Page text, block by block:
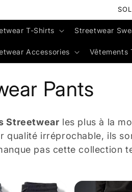
T-Shirts Streetwear
Accessories Vêtements
Pants
Streetwear les plus à la
qualité irréprochable, ils
pas cette collection